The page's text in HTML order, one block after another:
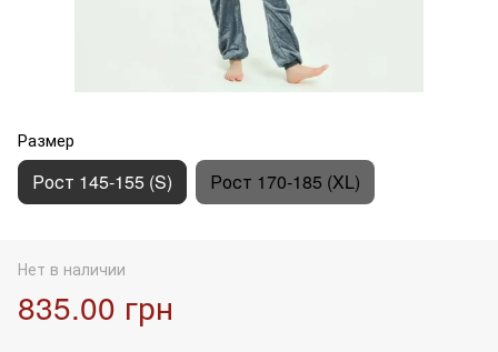
Размер
Рост 145-155 (S) Рост 170-185 (XL)
Нет в наличии
835.00 грн